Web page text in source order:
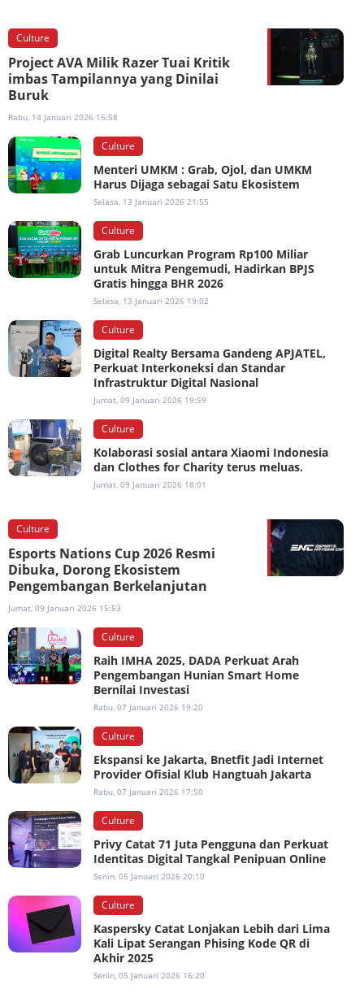
Culture
Project AVA Milik Razer Tuai Kritik
imbas Tampilannya yang Dinilai
Buruk
Rabu, 14 Januari 2026 16:58
Culture
Menteri UMKM : Grab, Ojol, dan UMKM
Harus Dijaga sebagai Satu Ekosistem
Selasa, 13 Januari 2026 21:55
Culture
Grab Luncurkan Program Rp100 Miliar
untuk Mitra Pengemudi, Hadirkan BPJS
Gratis hingga BHR 2026
Selasa, 13 Januari 2026 19:02
Culture
Digital Realty Bersama Gandeng APJATEL,
Perkuat Interkoneksi dan Standar
Infrastruktur Digital Nasional
Jumat, 09 Januari 2026 19:59
Culture
Kolaborasi sosial antara Xiaomi Indonesia
dan Clothes for Charity terus meluas.
Jumat, 09 Januari 2026 18:01
Culture
Esports Nations Cup 2026 Resmi
Dibuka, Dorong Ekosistem
Pengembangan Berkelanjutan
Jumat, 09 Januari 2026 15:53
Culture
Raih IMHA 2025, DADA Perkuat Arah
Pengembangan Hunian Smart Home
Bernilai Investasi
Rabu, 07 Januari 2026 19:20
Culture
Ekspansi ke Jakarta, Bnetfit Jadi Internet
Provider Ofisial Klub Hangtuah Jakarta
Rabu, 07 Januari 2026 17:50
Culture
Privy Catat 71 Juta Pengguna dan Perkuat
Identitas Digital Tangkal Penipuan Online
Senin, 05 Januari 2026 20:10
Culture
Kaspersky Catat Lonjakan Lebih dari Lima
Kali Lipat Serangan Phising Kode QR di
Akhir 2025
Senin, 05 Januari 2026 16:20